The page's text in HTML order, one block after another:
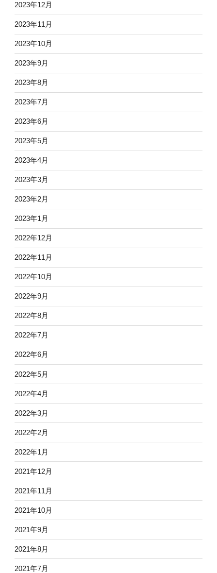
2023年12月
2023年11月
2023年10月
2023年9月
2023年8月
2023年7月
2023年6月
2023年5月
2023年4月
2023年3月
2023年2月
2023年1月
2022年12月
2022年11月
2022年10月
2022年9月
2022年8月
2022年7月
2022年6月
2022年5月
2022年4月
2022年3月
2022年2月
2022年1月
2021年12月
2021年11月
2021年10月
2021年9月
2021年8月
2021年7月